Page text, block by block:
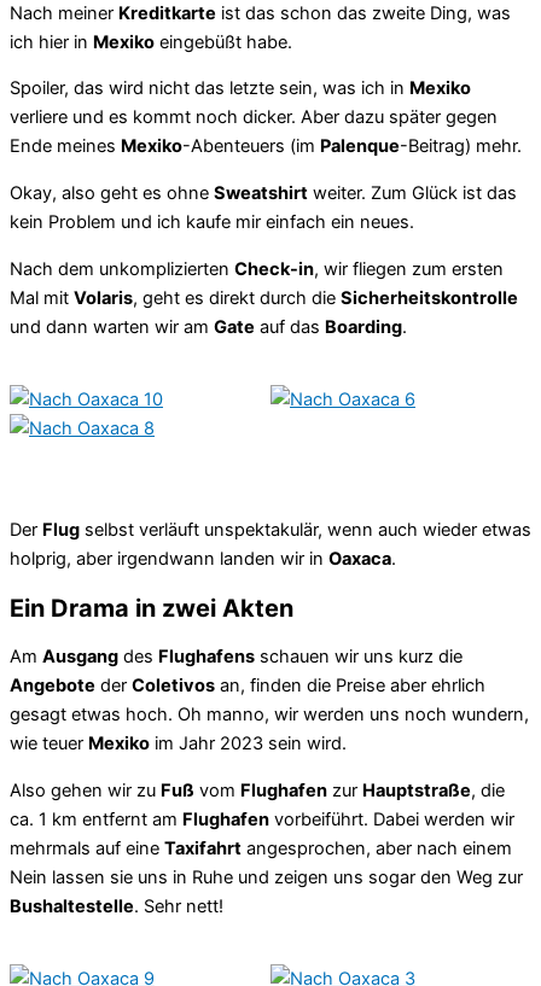
Nach meiner Kreditkarte ist das schon das zweite Ding, was
ich hier in Mexiko eingebüßt habe.
Spoiler, das wird nicht das letzte sein, was ich in Mexiko
verliere und es kommt noch dicker. Aber dazu später gegen
Ende meines Mexiko-Abenteuers (im Palenque-Beitrag) mehr.
Okay, also geht es ohne Sweatshirt weiter. Zum Glück ist das
kein Problem und ich kaufe mir einfach ein neues.
Nach dem unkomplizierten Check-in, wir fliegen zum ersten
Mal mit Volaris, geht es direkt durch die Sicherheitskontrolle
und dann warten wir am Gate auf das Boarding.
Der Flug selbst verläuft unspektakulär, wenn auch wieder etwas
holprig, aber irgendwann landen wir in Oaxaca.
Ein Drama in zwei Akten
Am Ausgang des Flughafens schauen wir uns kurz die
Angebote der Coletivos an, finden die Preise aber ehrlich
gesagt etwas hoch. Oh manno, wir werden uns noch wundern,
wie teuer Mexiko im Jahr 2023 sein wird.
Also gehen wir zu Fuß vom Flughafen zur Hauptstraße, die
ca. 1 km entfernt am Flughafen vorbeiführt. Dabei werden wir
mehrmals auf eine Taxifahrt angesprochen, aber nach einem
Nein lassen sie uns in Ruhe und zeigen uns sogar den Weg zur
Bushaltestelle. Sehr nett!